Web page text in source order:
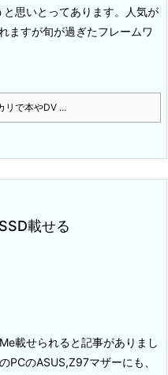
思いとってあります。
人気が
ますが旬が過ぎたフレームワ
で本やDV ...
載せる
載せられると記事がありまし
PCのASUS,Z97マザーにも、